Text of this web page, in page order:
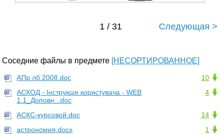
1 / 31 Следующая >
Соседние файлы в предмете [НЕСОРТИРОВАННОЕ]
10
АПр лб 2008.doc
4
АСКОД - Інструкція користувача - WEB
1.1_Доповн...doc
14
АСКС-курсовой.doc
1
астрономия.docx